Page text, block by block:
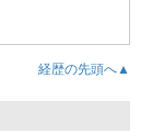
経歴の先頭へ▲